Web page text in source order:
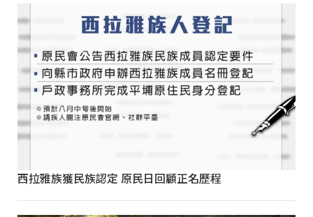
西拉雅族獲民族認定 原民日回顧正名歷程